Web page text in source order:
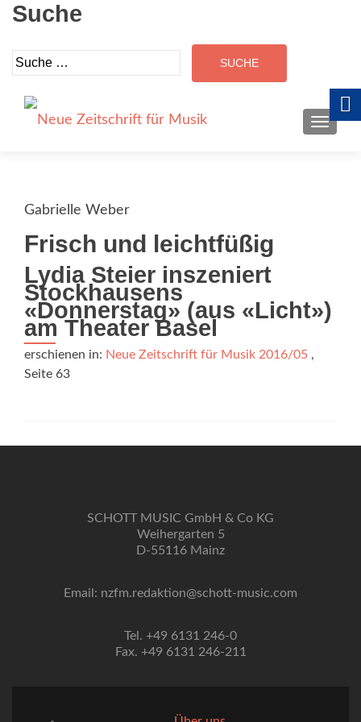
Suche
Suche
nach:
Gabrielle Weber
Frisch und leichtfüßig
Lydia Steier inszeniert
Stockhausens
«Donnerstag» (aus «Licht»)
am Theater Basel
erschienen in: Neue Zeitschrift für Musik 2016/05 ,
Seite 63
SCHOTT MUSIC GmbH & Co KG
Weihergarten 5
D-55116 Mainz
Email: nzfm.redaktion@schott-music.com
Tel. +49 6131 246-0
Fax. +49 6131 246-211